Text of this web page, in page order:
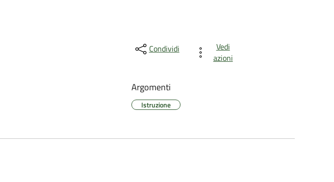
Condividi
Vedi
azioni
Argomenti
Istruzione